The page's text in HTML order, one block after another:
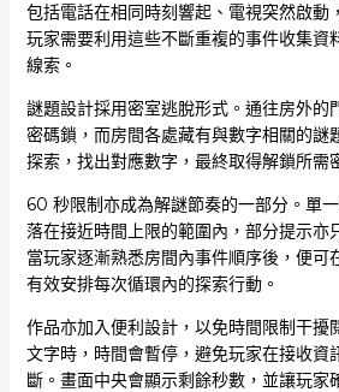
包括電話在相同時刻響起、電視突然啟動
玩家需要利用這些不斷重複的事件收集資
線索。
謎題設計採用密室逃脫形式。通往房外的
密碼鎖，而房間各處藏有與數字相關的謎
探索，找出對應數字，最終取得解鎖所需
60 秒限制亦成為解謎節奏的一部分。單
落在接近時間上限的範圍內，部分提示亦
當玩家逐漸熟悉房間內事件順序後，便可
有效安排每次循環內的探索行動。
作品亦加入便利設計，以免時間限制干擾
文字時，時間會暫停，避免玩家在接收資
斷。畫面中央會顯示剩餘秒數，並讓玩家